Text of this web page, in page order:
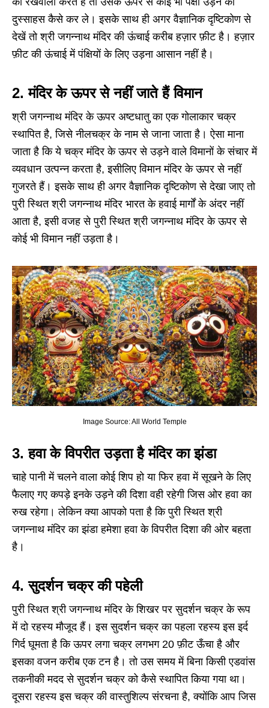
दुस्साहस कैसे कर ले। इसके साथ ही अगर वैज्ञानिक दृष्टिकोण से
देखें तो श्री जगन्नाथ मंदिर की ऊंचाई करीब हज़ार फ़ीट है। हज़ार
फ़ीट की ऊंचाई में पंक्षियों के लिए उड़ना आसान नहीं है।
2. मंदिर के ऊपर से नहीं जाते हैं विमान
श्री जगन्नाथ मंदिर के ऊपर अष्टधातु का एक गोलाकार चक्र
स्थापित है, जिसे नीलचक्र के नाम से जाना जाता है। ऐसा माना
जाता है कि ये चक्र मंदिर के ऊपर से उड़ने वाले विमानों के संचार में
व्यवधान उत्पन्न करता है, इसीलिए विमान मंदिर के ऊपर से नहीं
गुजरते हैं। इसके साथ ही अगर वैज्ञानिक दृष्टिकोण से देखा जाए तो
पुरी स्थित श्री जगन्नाथ मंदिर भारत के हवाई मार्गों के अंदर नहीं
आता है, इसी वजह से पुरी स्थित श्री जगन्नाथ मंदिर के ऊपर से
कोई भी विमान नहीं उड़ता है।
Image Source: All World Temple
3. हवा के विपरीत उड़ता है मंदिर का झंडा
चाहे पानी में चलने वाला कोई शिप हो या फिर हवा में सूखने के लिए
फैलाए गए कपड़े इनके उड़ने की दिशा वही रहेगी जिस ओर हवा का
रुख रहेगा। लेकिन क्या आपको पता है कि पुरी स्थित श्री
जगन्नाथ मंदिर का झंडा हमेशा हवा के विपरीत दिशा की ओर बहता
है।
4. सुदर्शन चक्र की पहेली
पुरी स्थित श्री जगन्नाथ मंदिर के शिखर पर सुदर्शन चक्र के रूप
में दो रहस्य मौजूद हैं। इस सुदर्शन चक्र का पहला रहस्य इस इर्द
गिर्द घूमता है कि ऊपर लगा चक्र लगभग 20 फ़ीट ऊँचा है और
इसका वजन करीब एक टन है। तो उस समय में बिना किसी एडवांस
तकनीकी मदद से सुदर्शन चक्र को कैसे स्थापित किया गया था।
दूसरा रहस्य इस चक्र की वास्तुशिल्प संरचना है, क्योंकि आप जिस